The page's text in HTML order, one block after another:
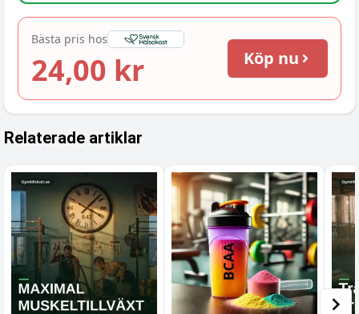
Bästa pris hos
24,00 kr Köp nu
Relaterade artiklar